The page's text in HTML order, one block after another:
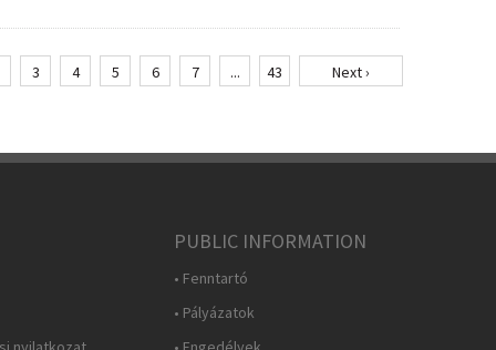
3 4 5 6 7 ... 43 Next ›
PUBLIC INFORMATION
• Fenntartó
• Pályázatok